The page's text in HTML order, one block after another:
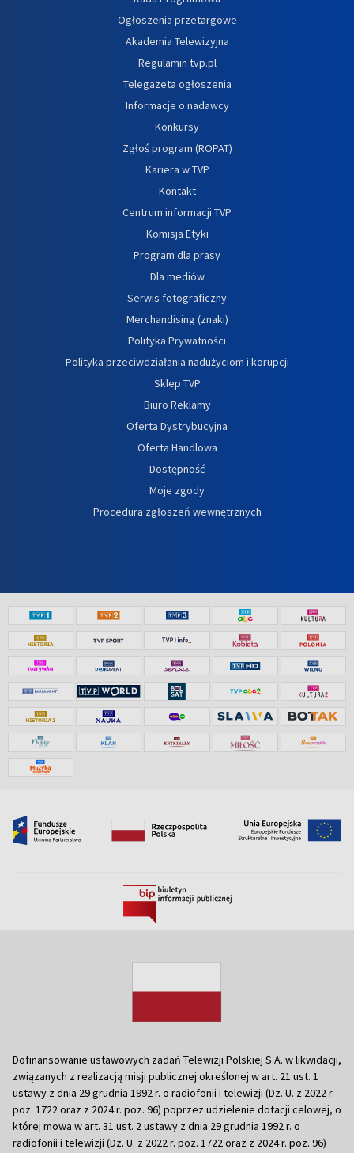
Ogłoszenia przetargowe
Akademia Telewizyjna
Regulamin tvp.pl
Telegazeta ogłoszenia
Informacje o nadawcy
Konkursy
Zgłoś program (ROPAT)
Kariera w TVP
Kontakt
Centrum informacji TVP
Komisja Etyki
Program dla prasy
Dla mediów
Serwis fotograficzny
Merchandising (znaki)
Polityka Prywatności
Polityka przeciwdziałania nadużyciom i korupcji
Sklep TVP
Biuro Reklamy
Oferta Dystrybucyjna
Oferta Handlowa
Dostępność
Moje zgody
Procedura zgłoszeń wewnętrznych
Dofinansowanie ustawowych zadań Telewizji Polskiej S.A. w likwidacji,
związanych z realizacją misji publicznej określonej w art. 21 ust. 1
ustawy z dnia 29 grudnia 1992 r. o radiofonii i telewizji (Dz. U. z 2022 r.
poz. 1722 oraz z 2024 r. poz. 96) poprzez udzielenie dotacji celowej, o
której mowa w art. 31 ust. 2 ustawy z dnia 29 grudnia 1992 r. o
radiofonii i telewizji (Dz. U. z 2022 r. poz. 1722 oraz z 2024 r. poz. 96)